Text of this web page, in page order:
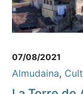
07/08/2021
Almudaina,